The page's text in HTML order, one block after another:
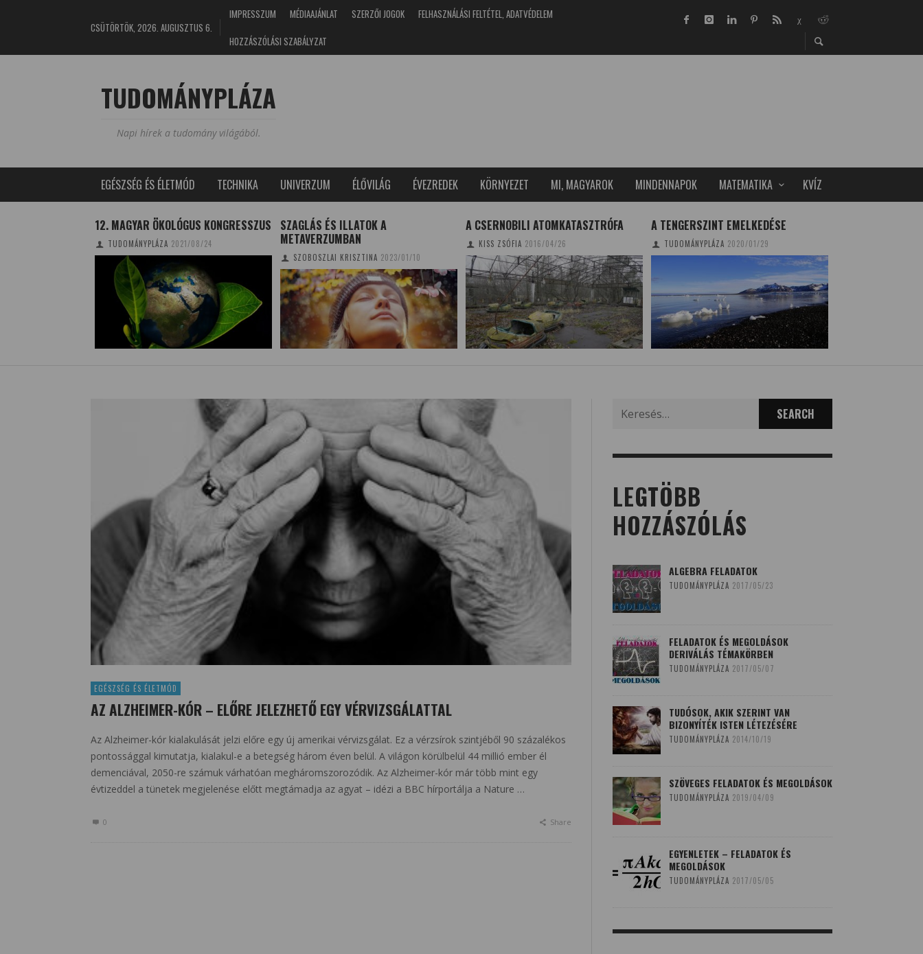
CSÜTÖRTÖK, 2026. AUGUSZTUS 6.
IMPRESSZUM MÉDIAAJÁNLAT SZERZŐI JOGOK
FELHASZNÁLÁSI FELTÉTEL, ADATVÉDELEM
HOZZÁSZÓLÁSI SZABÁLYZAT
TUDOMÁNYPLÁZA
Napi hírek a tudomány világából.
EGÉSZSÉG ÉS ÉLETMÓD TECHNIKA UNIVERZUM ÉLŐVILÁG ÉVEZREDEK KÖRNYEZET MI, MAGYAROK MINDENNAPOK MATEMATIKA KVÍZ
12. MAGYAR ÖKOLÓGUS KONGRESSZUS
TUDOMÁNYPLÁZA 2021/08/24
SZAGLÁS ÉS ILLATOK A
METAVERZUMBAN
SZOBOSZLAI KRISZTINA 2023/01/10
A CSERNOBILI ATOMKATASZTRÓFA
KISS ZSÓFIA 2016/04/26
A TENGERSZINT EMELKEDÉSE
TUDOMÁNYPLÁZA 2020/01/29
EGÉSZSÉG ÉS ÉLETMÓD
AZ ALZHEIMER-KÓR – ELŐRE JELEZHETŐ EGY VÉRVIZSGÁLATTAL
Az Alzheimer-kór kialakulását jelzi előre egy új amerikai vérvizsgálat. Ez a vérzsírok szintjéből 90 százalékos
pontossággal kimutatja, kialakul-e a betegség három éven belül. A világon körülbelül 44 millió ember él
demenciával, 2050-re számuk várhatóan megháromszorozódik. Az Alzheimer-kór már több mint egy
évtizeddel a tünetek megjelenése előtt megtámadja az agyat – idézi a BBC hírportálja a Nature …
0 Share
for:
LEGTÖBB
HOZZÁSZÓLÁS
ALGEBRA FELADATOK
TUDOMÁNYPLÁZA 2017/05/23
FELADATOK ÉS MEGOLDÁSOK
DERIVÁLÁS TÉMAKÖRBEN
TUDOMÁNYPLÁZA 2017/05/07
TUDÓSOK, AKIK SZERINT VAN
BIZONYÍTÉK ISTEN LÉTEZÉSÉRE
TUDOMÁNYPLÁZA 2014/10/19
SZÖVEGES FELADATOK ÉS MEGOLDÁSOK
TUDOMÁNYPLÁZA 2019/04/09
EGYENLETEK – FELADATOK ÉS
MEGOLDÁSOK
TUDOMÁNYPLÁZA 2017/05/05